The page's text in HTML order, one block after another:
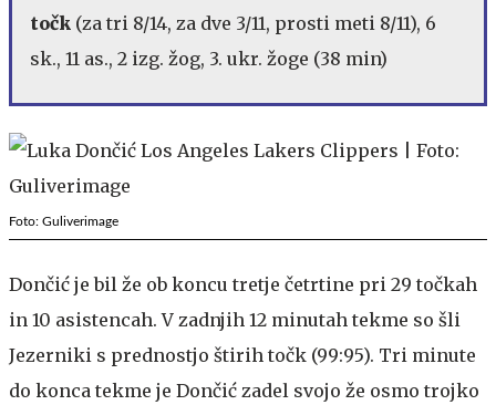
točk (za tri 8/14, za dve 3/11, prosti meti 8/11), 6
sk., 11 as., 2 izg. žog, 3. ukr. žoge (38 min)
Foto: Guliverimage
Dončić je bil že ob koncu tretje četrtine pri 29 točkah
in 10 asistencah. V zadnjih 12 minutah tekme so šli
Jezerniki s prednostjo štirih točk (99:95). Tri minute
do konca tekme je Dončić zadel svojo že osmo trojko